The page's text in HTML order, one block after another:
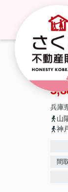
神戸
神
兵庫
山
神
間